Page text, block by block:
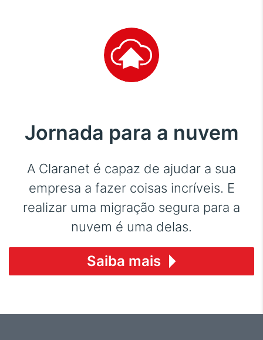
Jornada para a nuvem
A Claranet é capaz de ajudar a sua
empresa a fazer coisas incríveis. E
realizar uma migração segura para a
nuvem é uma delas.
Saiba mais